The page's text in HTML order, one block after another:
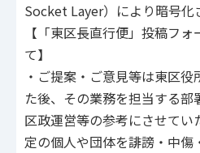
Socket Layer）により暗号化
【「東区長直行便」投稿フ
て】
・ご提案・ご意見等は東区
た後、その業務を担当する部
区政運営等の参考にさせて
定の個人や団体を誹謗・中